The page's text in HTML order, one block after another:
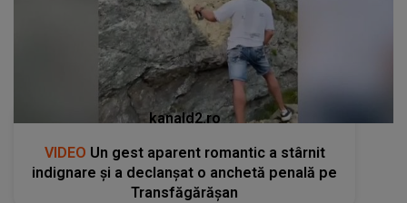
kanald2.ro
VIDEO Un gest aparent romantic a stârnit
indignare și a declanșat o anchetă penală pe
Transfăgărășan